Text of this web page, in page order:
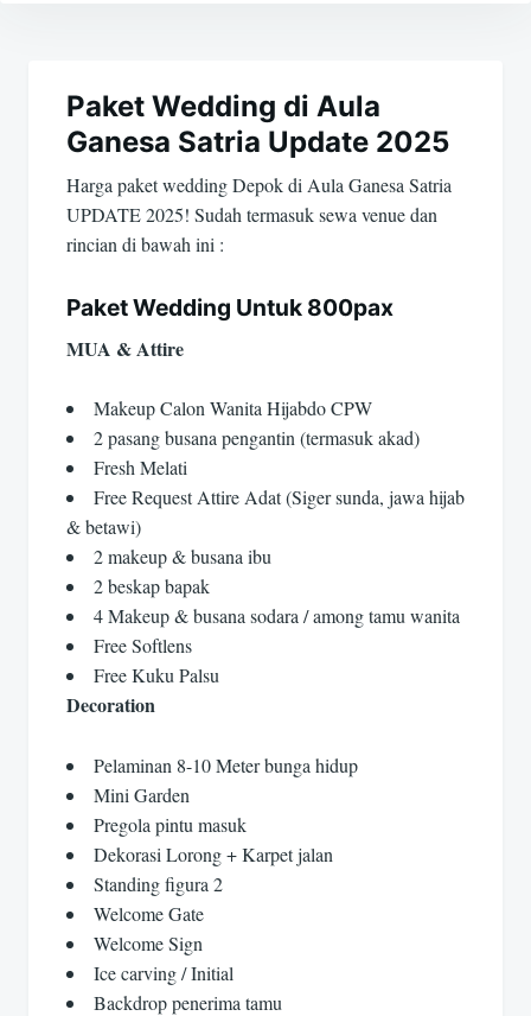
posPaket Wedding di Aula
Ganesa Satria Update 2025
Harga paket wedding Depok di Aula Ganesa Satria
UPDATE 2025! Sudah termasuk sewa venue dan
rincian di bawah ini :
Paket Wedding Untuk 800pax
MUA & Attire
Makeup Calon Wanita Hijabdo CPW
2 pasang busana pengantin (termasuk akad)
Fresh Melati
Free Request Attire Adat (Siger sunda, jawa hijab
& betawi)
2 makeup & busana ibu
2 beskap bapak
4 Makeup & busana sodara / among tamu wanita
Free Softlens
Free Kuku Palsu
Decoration
Pelaminan 8-10 Meter bunga hidup
Mini Garden
Pregola pintu masuk
Dekorasi Lorong + Karpet jalan
Standing figura 2
Welcome Gate
Welcome Sign
Ice carving / Initial
Backdrop penerima tamu